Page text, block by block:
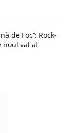
de Foc”: Rock-
noul val al